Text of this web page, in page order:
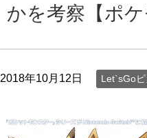
かを考察【ポケ
2018年10月12日 Let`sGo